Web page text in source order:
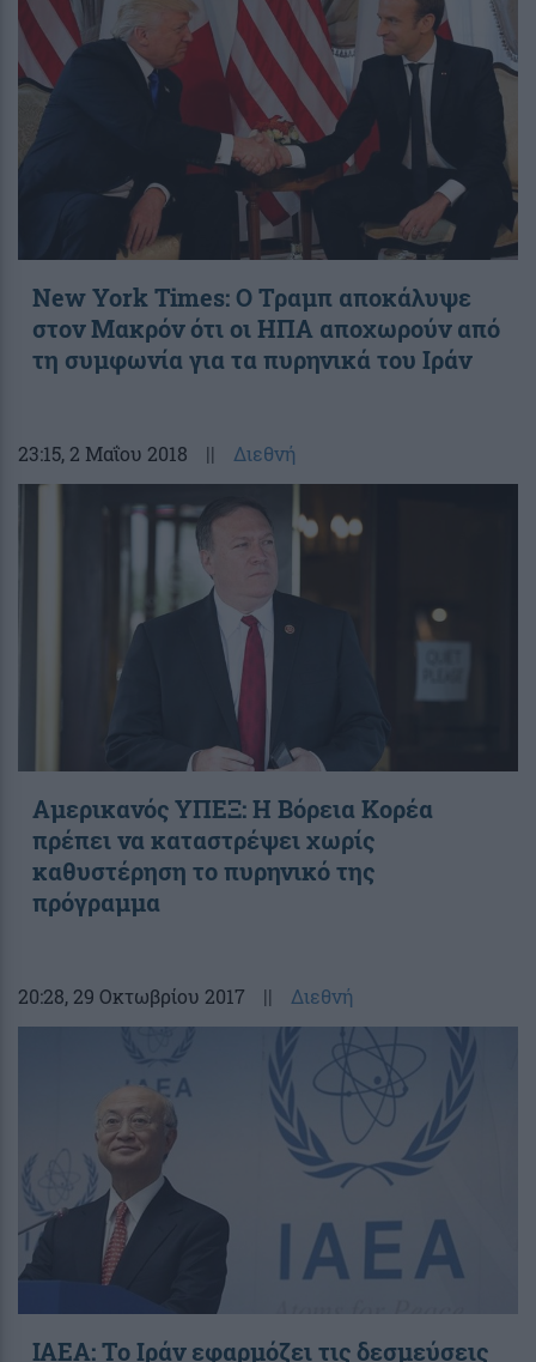
New York Times: Ο Τραμπ αποκάλυψε
στον Μακρόν ότι οι ΗΠΑ αποχωρούν από
τη συμφωνία για τα πυρηνικά του Ιράν
23:15, 2 Μαΐου 2018 || Διεθνή
Αμερικανός ΥΠΕΞ: Η Βόρεια Κορέα
πρέπει να καταστρέψει χωρίς
καθυστέρηση το πυρηνικό της
πρόγραμμα
20:28, 29 Οκτωβρίου 2017 || Διεθνή
ΙΑΕΑ: Το Ιράν εφαρμόζει τις δεσμεύσεις